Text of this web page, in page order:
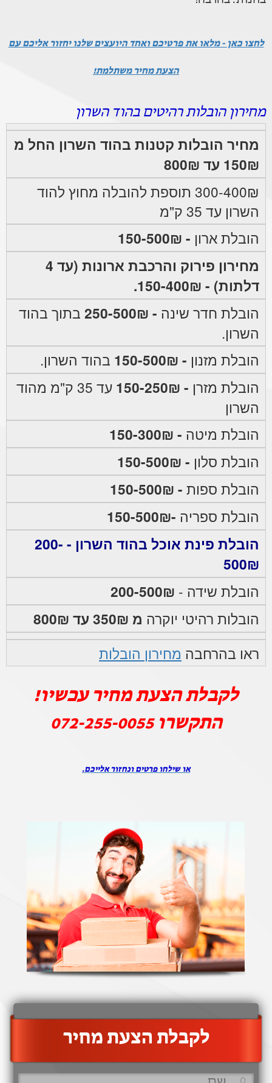
לחצו כאן - מלאו את פרטיכם ואחד היועצים שלנו יחזור אליכם עם
הצעת מחיר משתלמת!
מחירון הובלות רהיטים בהוד השרון
מחיר הובלות קטנות בהוד השרון החל מ
150₪ עד 800₪
300-400₪ תוספת להובלה מחוץ להוד
השרון עד 35 ק"מ
הובלת ארון - 150-500₪
מחירון פירוק והרכבת ארונות (עד 4
דלתות) - 150-400₪.
הובלת חדר שינה - 250-500₪
בתוך בהוד
השרון.
הובלת מזנון - 150-500₪
בהוד השרון.
הובלת מזרן - 150-250₪
עד 35 ק"מ מהוד
השרון
הובלת מיטה - 150-300₪
הובלת סלון - 150-500₪
הובלת ספות - 150-500₪
הובלת ספריה -150-500₪
הובלת פינת אוכל בהוד השרון - 200-
500₪
הובלת שידה - 200-500₪
הובלות רהיטי יוקרה מ 350₪ עד 800₪
ראו בהרחבה מחירון הובלות
לקבלת הצעת מחיר עכשיו!
התקשרו072-255-0055
או שילחו פרטים ונחזור אלייכם.
‫לקבלת הצעת מחיר